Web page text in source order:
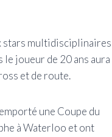
stars multidisciplinaires
joueur de 20 ans aura
et de route.
une Coupe du
à Waterloo et ont